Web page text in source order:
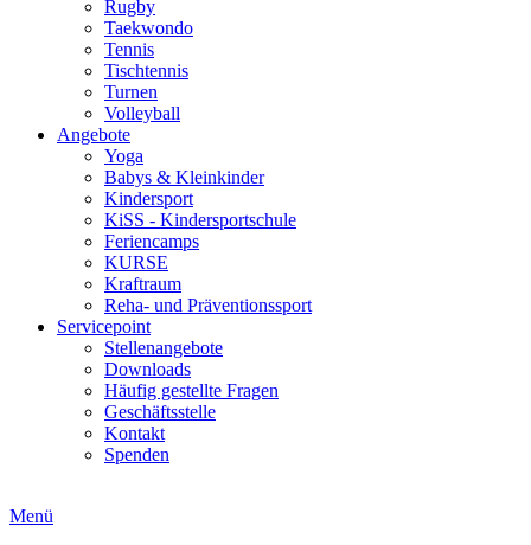
Rugby
Taekwondo
Tennis
Tischtennis
Turnen
Volleyball
Angebote
Yoga
Babys & Kleinkinder
Kindersport
KiSS - Kindersportschule
Feriencamps
KURSE
Kraftraum
Reha- und Präventionssport
Servicepoint
Stellenangebote
Downloads
Häufig gestellte Fragen
Geschäftsstelle
Kontakt
Spenden
Menü